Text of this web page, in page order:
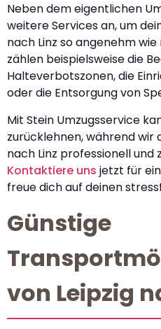
Neben dem eigentlichen
weitere Services an, um
nach Linz so angenehm
zählen beispielsweise die
Halteverbotszonen, die
oder die Entsorgung von
Mit Stein Umzugsservice
zurücklehnen, während wir
nach Linz professionell und
Kontaktiere uns jetzt für
freue dich auf deinen
Günstige
von Leipzig